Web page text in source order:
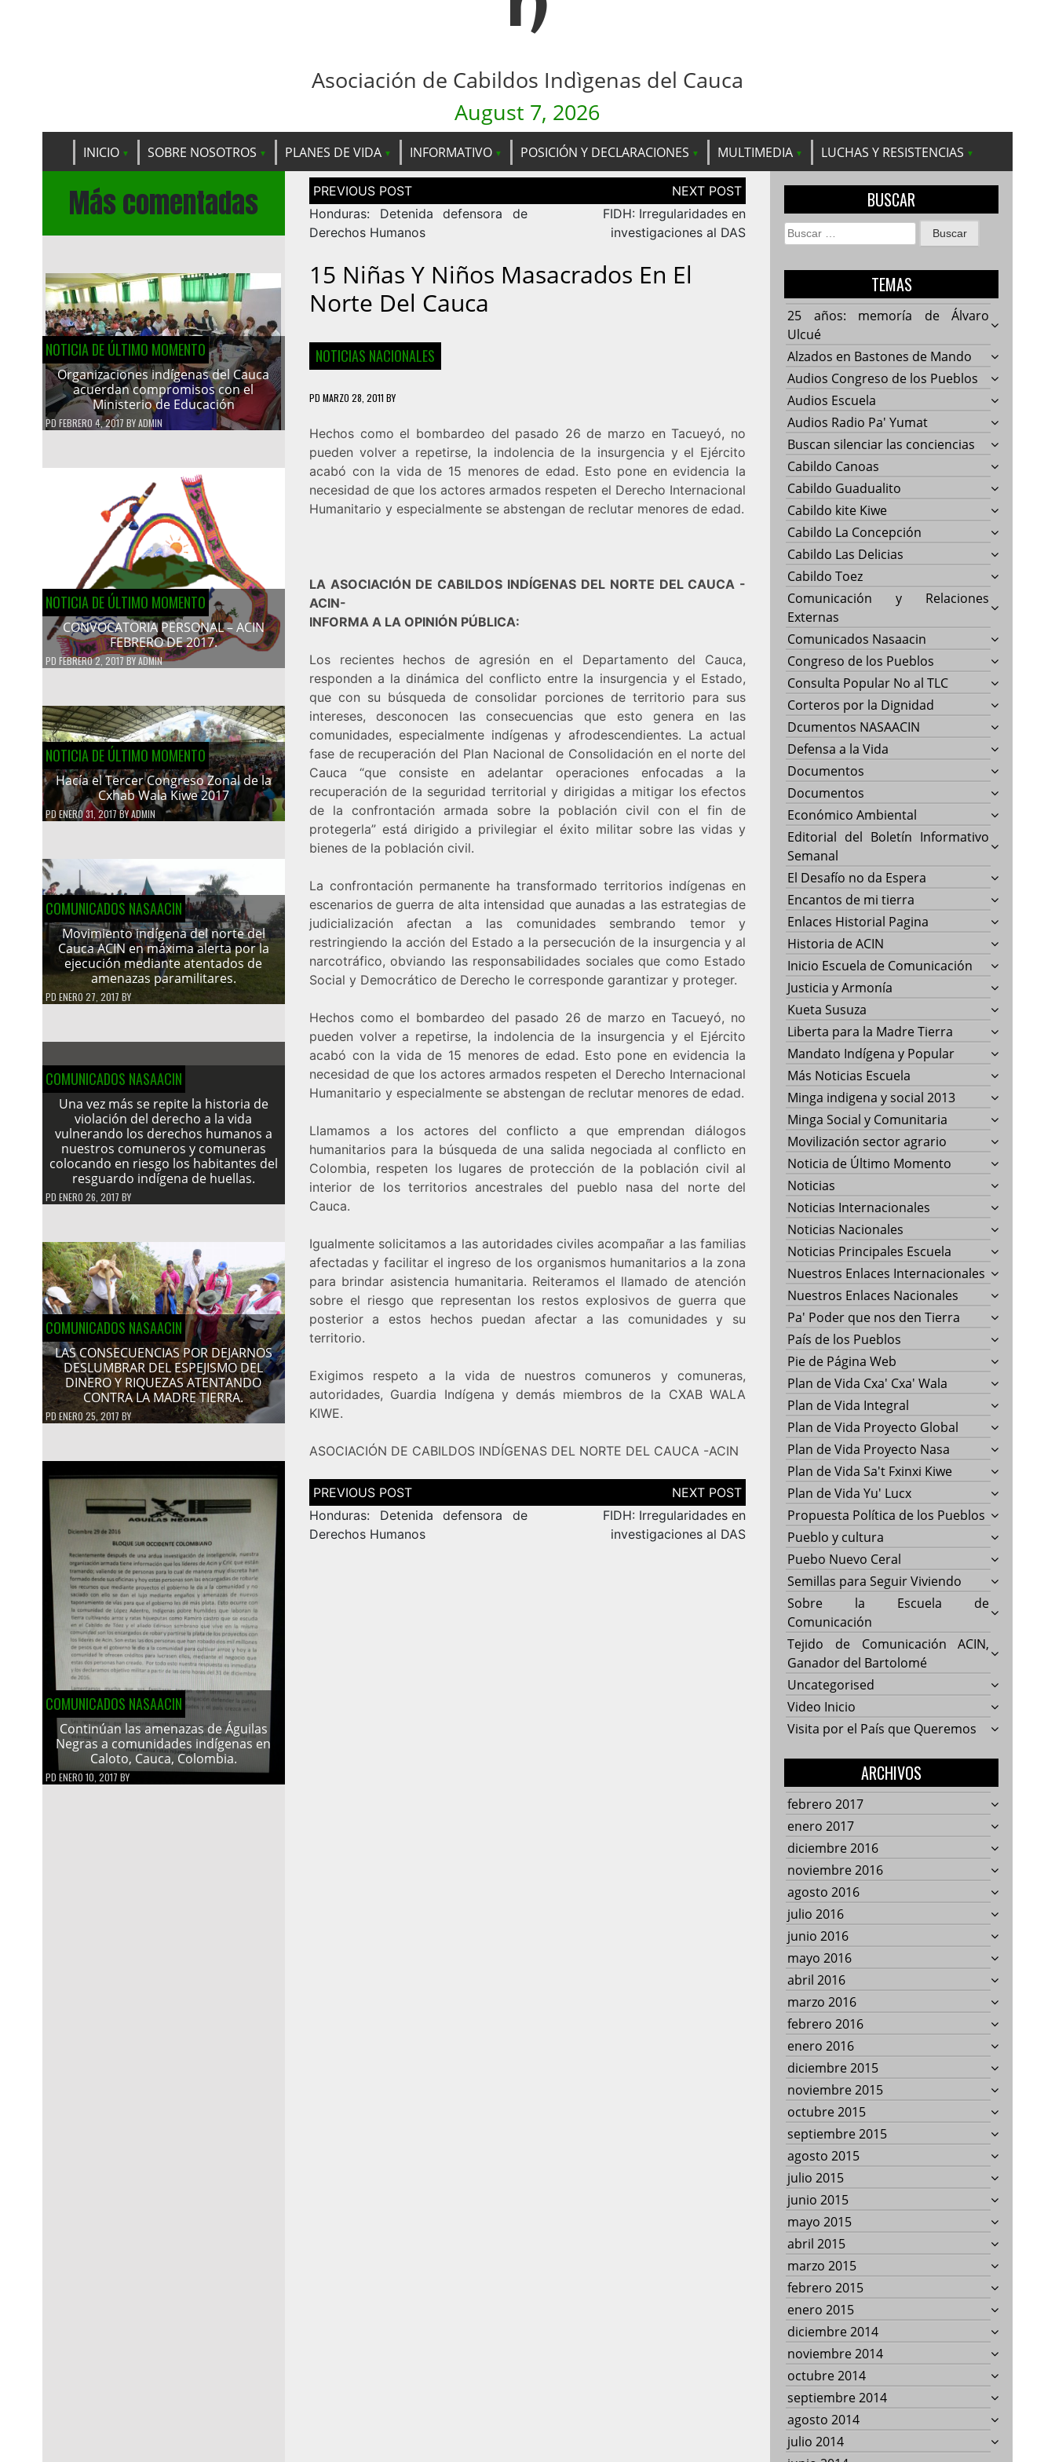
Asociación de Cabildos Indìgenas del Cauca
August 7, 2026
INICIO SOBRE NOSOTROS PLANES DE VIDA INFORMATIVO POSICIÓN Y DECLARACIONES MULTIMEDIA LUCHAS Y RESISTENCIAS
Más comentadas
NOTICIA DE ÚLTIMO MOMENTO
Organizaciones indígenas del Cauca
acuerdan compromisos con el
Ministerio de Educación
PD FEBRERO 4, 2017 BYADMIN
NOTICIA DE ÚLTIMO MOMENTO
CONVOCATORIA PERSONAL – ACIN
FEBRERO DE 2017.
PD FEBRERO 2, 2017BYADMIN
NOTICIA DE ÚLTIMO MOMENTO
Hacía el Tercer Congreso Zonal de la
Cxhab Wala Kiwe 2017
PDENERO 31, 2017BYADMIN
COMUNICADOS NASAACIN
Movimiento indígena del norte del
Cauca ACIN en máxima alerta por la
ejecución mediante atentados de
amenazas paramilitares.
PD ENERO 27, 2017 BY
COMUNICADOS NASAACIN
Una vez más se repite la historia de
violación del derecho a la vida
vulnerando los derechos humanos a
nuestros comuneros y comuneras
colocando en riesgo los habitantes del
resguardo indígena de huellas.
PD ENERO 26, 2017 BY
COMUNICADOS NASAACIN
LAS CONSECUENCIAS POR DEJARNOS
DESLUMBRAR DEL ESPEJISMO DEL
DINERO Y RIQUEZAS ATENTANDO
CONTRA LA MADRE TIERRA.
PDENERO 25, 2017 BY
COMUNICADOS NASAACIN
Continúan las amenazas de Águilas
Negras a comunidades indígenas en
Caloto, Cauca, Colombia.
PD ENERO 10, 2017 BY
Navegación
de
entradas
Honduras: Detenida defensora de
Derechos Humanos
FIDH: Irregularidades en
investigaciones al DAS
15 Niñas Y Niños Masacrados En El
Norte Del Cauca
NOTICIAS NACIONALES
PD MARZO 28, 2011 BY
Hechos como el bombardeo del pasado 26 de marzo en Tacueyó, no
pueden volver a repetirse, la indolencia de la insurgencia y el Ejército
acabó con la vida de 15 menores de edad. Esto pone en evidencia la
necesidad de que los actores armados respeten el Derecho Internacional
Humanitario y especialmente se abstengan de reclutar menores de edad.
LA ASOCIACIÓN DE CABILDOS INDÍGENAS DEL NORTE DEL CAUCA -
ACIN-
INFORMA A LA OPINIÓN PÚBLICA:
Los recientes hechos de agresión en el Departamento del Cauca,
responden a la dinámica del conflicto entre la insurgencia y el Estado,
que con su búsqueda de consolidar porciones de territorio para sus
intereses, desconocen las consecuencias que esto genera en las
comunidades, especialmente indígenas y afrodescendientes. La actual
fase de recuperación del Plan Nacional de Consolidación en el norte del
Cauca “que consiste en adelantar operaciones enfocadas a la
recuperación de la seguridad territorial y dirigidas a mitigar los efectos
de la confrontación armada sobre la población civil con el fin de
protegerla” está dirigido a privilegiar el éxito militar sobre las vidas y
bienes de la población civil.
La confrontación permanente ha transformado territorios indígenas en
escenarios de guerra de alta intensidad que aunadas a las estrategias de
judicialización afectan a las comunidades sembrando temor y
restringiendo la acción del Estado a la persecución de la insurgencia y al
narcotráfico, obviando las responsabilidades sociales que como Estado
Social y Democrático de Derecho le corresponde garantizar y proteger.
Hechos como el bombardeo del pasado 26 de marzo en Tacueyó, no
pueden volver a repetirse, la indolencia de la insurgencia y el Ejército
acabó con la vida de 15 menores de edad. Esto pone en evidencia la
necesidad de que los actores armados respeten el Derecho Internacional
Humanitario y especialmente se abstengan de reclutar menores de edad.
Llamamos a los actores del conflicto a que emprendan diálogos
humanitarios para la búsqueda de una salida negociada al conflicto en
Colombia, respeten los lugares de protección de la población civil al
interior de los territorios ancestrales del pueblo nasa del norte del
Cauca.
Igualmente solicitamos a las autoridades civiles acompañar a las familias
afectadas y facilitar el ingreso de los organismos humanitarios a la zona
para brindar asistencia humanitaria. Reiteramos el llamado de atención
sobre el riesgo que representan los restos explosivos de guerra que
posterior a estos hechos puedan afectar a las comunidades y su
territorio.
Exigimos respeto a la vida de nuestros comuneros y comuneras,
autoridades, Guardia Indígena y demás miembros de la CXAB WALA
KIWE.
ASOCIACIÓN DE CABILDOS INDÍGENAS DEL NORTE DEL CAUCA -ACIN
Navegación
de
entradas
Honduras: Detenida defensora de
Derechos Humanos
FIDH: Irregularidades en
investigaciones al DAS
BUSCAR
Buscar:
TEMAS
25 años: memoría de Álvaro
Ulcué
Alzados en Bastones de Mando
Audios Congreso de los Pueblos
Audios Escuela
Audios Radio Pa' Yumat
Buscan silenciar las conciencias
Cabildo Canoas
Cabildo Guadualito
Cabildo kite Kiwe
Cabildo La Concepción
Cabildo Las Delicias
Cabildo Toez
Comunicación y Relaciones
Externas
Comunicados Nasaacin
Congreso de los Pueblos
Consulta Popular No al TLC
Corteros por la Dignidad
Dcumentos NASAACIN
Defensa a la Vida
Documentos
Documentos
Económico Ambiental
Editorial del Boletín Informativo
Semanal
El Desafío no da Espera
Encantos de mi tierra
Enlaces Historial Pagina
Historia de ACIN
Inicio Escuela de Comunicación
Justicia y Armonía
Kueta Susuza
Liberta para la Madre Tierra
Mandato Indígena y Popular
Más Noticias Escuela
Minga indigena y social 2013
Minga Social y Comunitaria
Movilización sector agrario
Noticia de Último Momento
Noticias
Noticias Internacionales
Noticias Nacionales
Noticias Principales Escuela
Nuestros Enlaces Internacionales
Nuestros Enlaces Nacionales
Pa' Poder que nos den Tierra
País de los Pueblos
Pie de Página Web
Plan de Vida Cxa' Cxa' Wala
Plan de Vida Integral
Plan de Vida Proyecto Global
Plan de Vida Proyecto Nasa
Plan de Vida Sa't Fxinxi Kiwe
Plan de Vida Yu' Lucx
Propuesta Política de los Pueblos
Pueblo y cultura
Puebo Nuevo Ceral
Semillas para Seguir Viviendo
Sobre la Escuela de
Comunicación
Tejido de Comunicación ACIN,
Ganador del Bartolomé
Uncategorised
Video Inicio
Visita por el País que Queremos
ARCHIVOS
febrero 2017
enero 2017
diciembre 2016
noviembre 2016
agosto 2016
julio 2016
junio 2016
mayo 2016
abril 2016
marzo 2016
febrero 2016
enero 2016
diciembre 2015
noviembre 2015
octubre 2015
septiembre 2015
agosto 2015
julio 2015
junio 2015
mayo 2015
abril 2015
marzo 2015
febrero 2015
enero 2015
diciembre 2014
noviembre 2014
octubre 2014
septiembre 2014
agosto 2014
julio 2014